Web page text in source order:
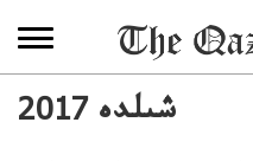
2017 شىلدە